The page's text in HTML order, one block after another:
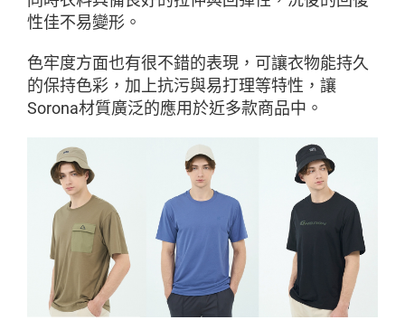
性佳不易變形。
色牢度方面也有很不錯的表現，可讓衣物能持久
的保持色彩，加上抗污與易打理等特性，讓
Sorona材質廣泛的應用於近多款商品中。